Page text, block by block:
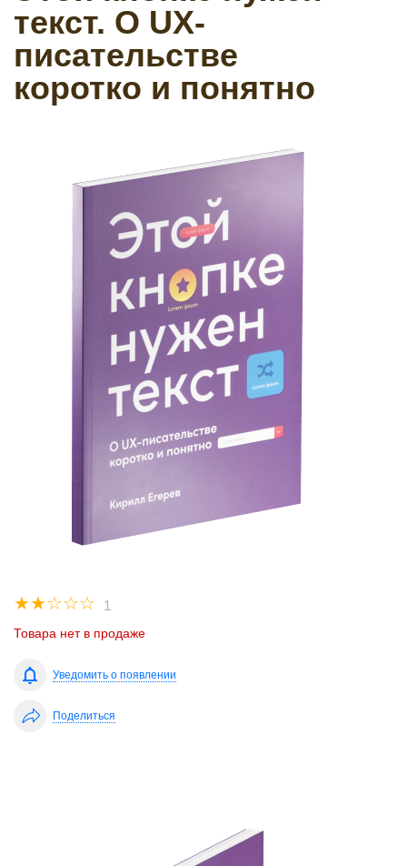
текст. O UX-
писательстве
коротко и понятно
☆
☆
☆
☆
☆ 1
Товара нет в продаже
Уведомить о появлении
Поделиться